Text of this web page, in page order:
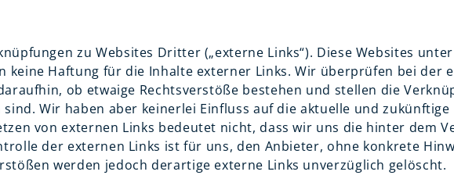
zu Websites Dritter („externe Links“). Diese Websites
keine Haftung für die Inhalte externer Links. Wir überprüfen bei der
ob etwaige Rechtsverstöße bestehen und stellen die
Wir haben aber keinerlei Einfluss auf die aktuelle und
von externen Links bedeutet nicht, dass wir uns die hinter dem
der externen Links ist für uns, den Anbieter, ohne konkrete
werden jedoch derartige externe Links unverzüglich gelöscht.